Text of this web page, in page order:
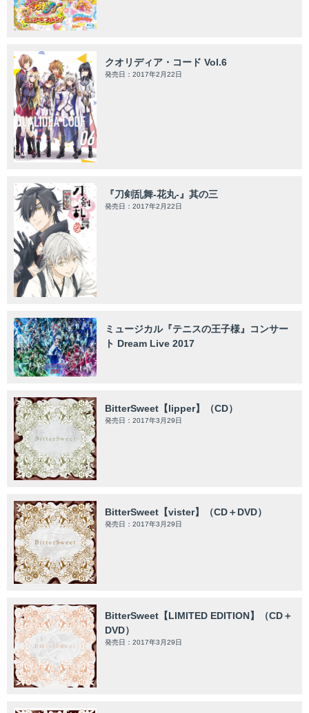
クオリディア・コード Vol.6
発売日：2017年2月22日
『刀剣乱舞-花丸-』其の三
発売日：2017年2月22日
ミュージカル『テニスの王子様』コンサー
ト Dream Live 2017
BitterSweet【lipper】（CD）
発売日：2017年3月29日
BitterSweet【vister】（CD＋DVD）
発売日：2017年3月29日
BitterSweet【LIMITED EDITION】（CD＋
DVD）
発売日：2017年3月29日